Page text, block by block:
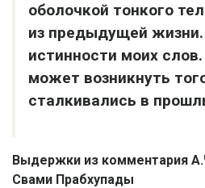
оболочкой тонкого
из предыдущей
истинности моих
может возникнуть
сталкивались в
Выдержки из комментария
Свами Прабхупады